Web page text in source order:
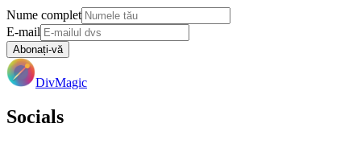
Nume complet
E-mail
Abonați-vă
DivMagic
Socials